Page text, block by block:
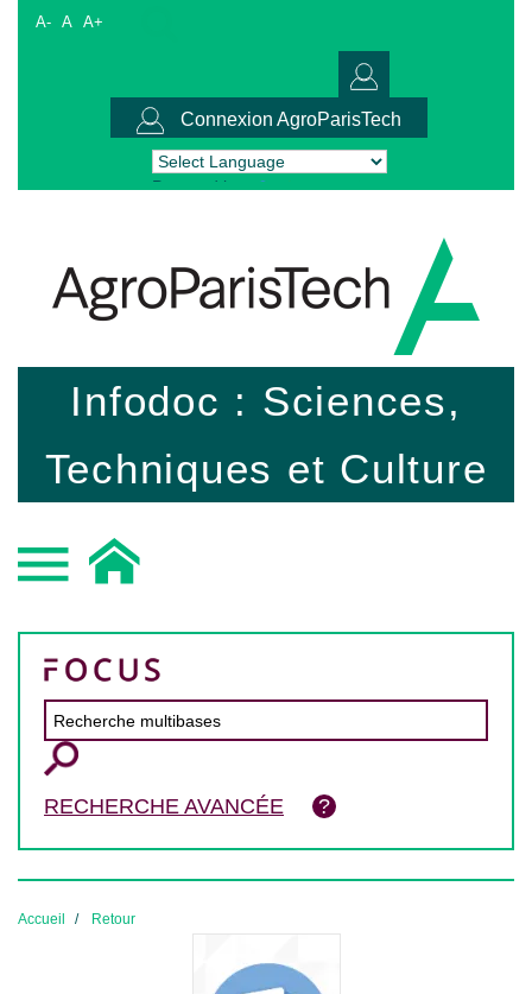
A- A A+
Connexion AgroParisTech
Powered by Translate
Infodoc : Sciences,
Techniques et Culture
RECHERCHE AVANCÉE
Accueil Retour